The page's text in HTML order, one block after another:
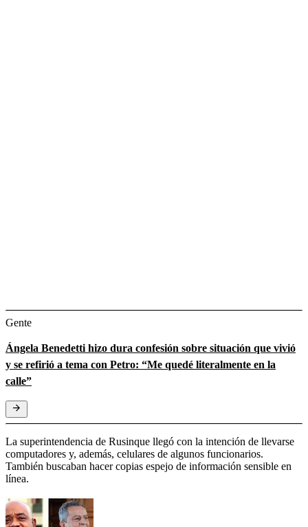
Gente
Ángela Benedetti hizo dura confesión sobre situación que vivió
y se refirió a tema con Petro: “Me quedé literalmente en la
calle”
La superintendencia de Rusinque llegó con la intención de llevarse
computadores y, además, celulares de algunos funcionarios.
También buscaban hacer copias espejo de información sensible en
línea.